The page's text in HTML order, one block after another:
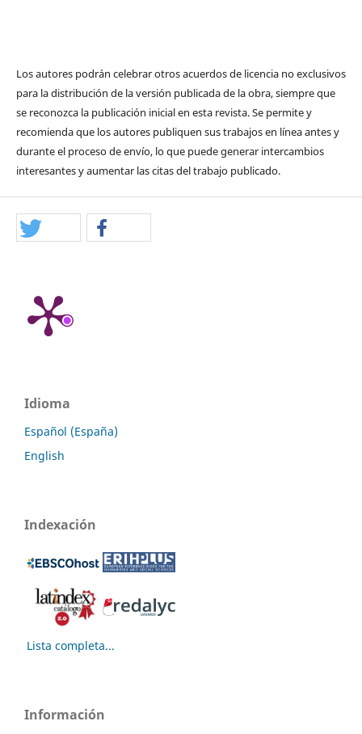
Los autores podrán celebrar otros acuerdos de licencia no exclusivos
para la distribución de la versión publicada de la obra, siempre que
se reconozca la publicación inicial en esta revista. Se permite y
recomienda que los autores publiquen sus trabajos en línea antes y
durante el proceso de envío, lo que puede generar intercambios
interesantes y aumentar las citas del trabajo publicado.
Idioma
Español (España)
English
Indexación
Lista completa...
Información